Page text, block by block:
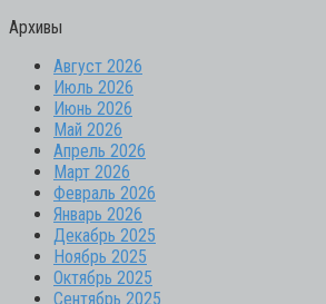
Архивы
Август 2026
Июль 2026
Июнь 2026
Май 2026
Апрель 2026
Март 2026
Февраль 2026
Январь 2026
Декабрь 2025
Ноябрь 2025
Октябрь 2025
Сентябрь 2025